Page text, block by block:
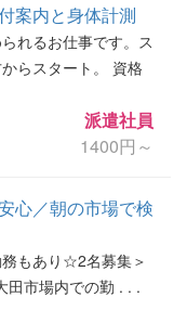
案内と身体計測
れるお仕事です。ス
らスタート。 資格
派遣社員
1400円～
心／朝の市場で検
もあり☆2名募集＞
田市場内での勤 . . .